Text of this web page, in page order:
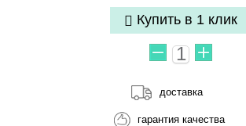
Купить в 1 клик
доставка
гарантия качества